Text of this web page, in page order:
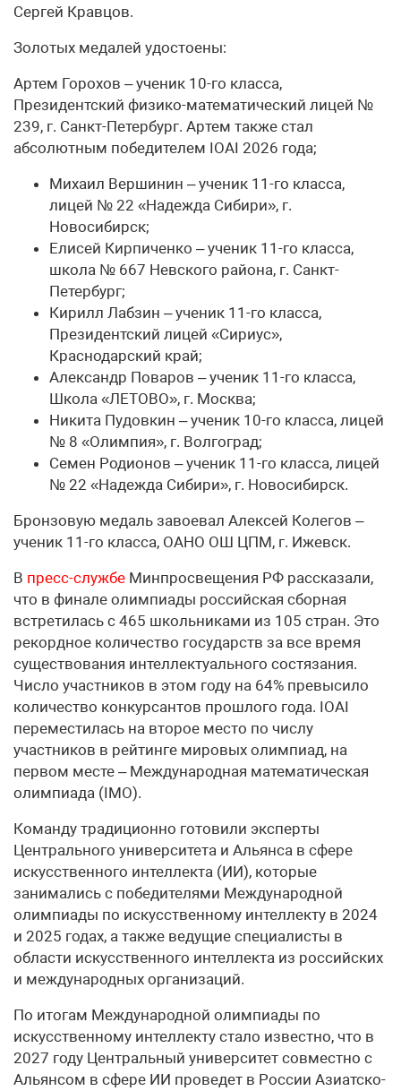
Сергей Кравцов.
Золотых медалей удостоены:
Артем Горохов – ученик 10-го класса,
Президентский физико-математический лицей №
239, г. Санкт-Петербург. Артем также стал
абсолютным победителем IOAI 2026 года;
Михаил Вершинин – ученик 11-го класса,
лицей № 22 «Надежда Сибири», г.
Новосибирск;
Елисей Кирпиченко – ученик 11-го класса,
школа № 667 Невского района, г. Санкт-
Петербург;
Кирилл Лабзин – ученик 11-го класса,
Президентский лицей «Сириус»,
Краснодарский край;
Александр Поваров – ученик 11-го класса,
Школа «ЛЕТОВО», г. Москва;
Никита Пудовкин – ученик 10-го класса, лицей
№ 8 «Олимпия», г. Волгоград;
Семен Родионов – ученик 11-го класса, лицей
№ 22 «Надежда Сибири», г. Новосибирск.
Бронзовую медаль завоевал Алексей Колегов –
ученик 11-го класса, ОАНО ОШ ЦПМ, г. Ижевск.
В пресс-службе Минпросвещения РФ рассказали,
что в финале олимпиады российская сборная
встретилась с 465 школьниками из 105 стран. Это
рекордное количество государств за все время
существования интеллектуального состязания.
Число участников в этом году на 64% превысило
количество конкурсантов прошлого года. IOAI
переместилась на второе место по числу
участников в рейтинге мировых олимпиад, на
первом месте – Международная математическая
олимпиада (IMO).
Команду традиционно готовили эксперты
Центрального университета и Альянса в сфере
искусственного интеллекта (ИИ), которые
занимались с победителями Международной
олимпиады по искусственному интеллекту в 2024
и 2025 годах, а также ведущие специалисты в
области искусственного интеллекта из российских
и международных организаций.
По итогам Международной олимпиады по
искусственному интеллекту стало известно, что в
2027 году Центральный университет совместно с
Альянсом в сфере ИИ проведет в России Азиатско-